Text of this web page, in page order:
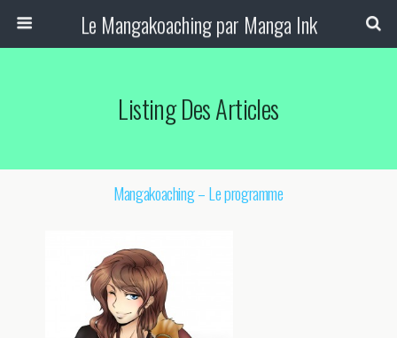
Le Mangakoaching par Manga Ink
Listing Des Articles
Mangakoaching – Le programme